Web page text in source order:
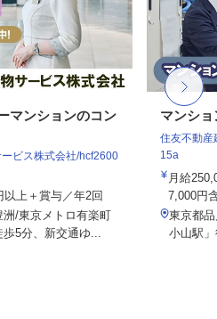
マンションのコン
ビス株式会社/hcf2600
以上＋賞与／年2回
洲/東京メトロ有楽町
5分、新交通ゆ...
マンシ
住友不動産
15a
月給
7,000円
東京都
小山駅